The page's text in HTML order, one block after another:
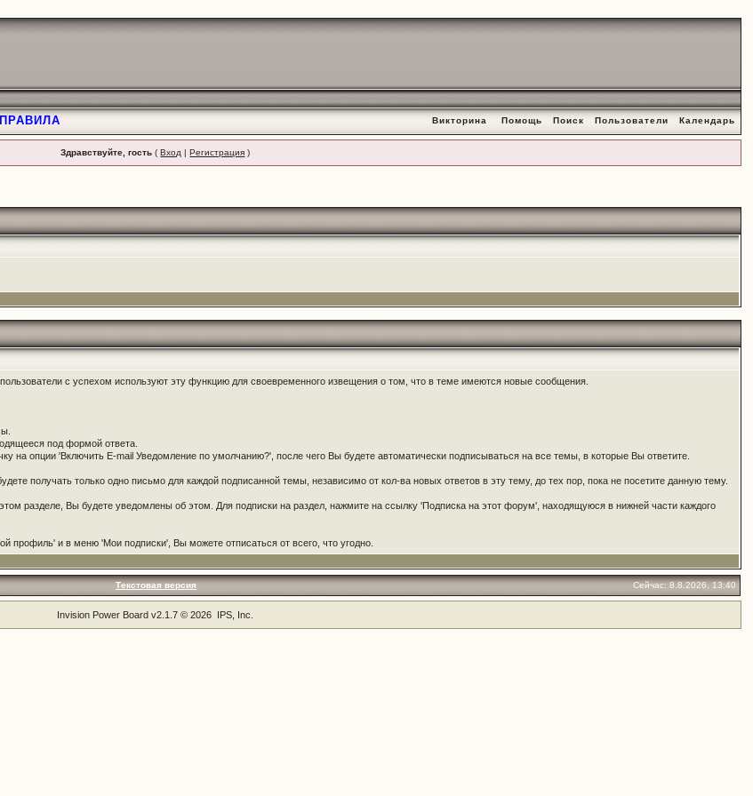
ПРАВИЛА Викторина Помощь Поиск Пользователи Календарь
Здравствуйте, гость (Вход |Регистрация )
с успехом используют эту функцию для своевременного извещения о том, что в теме имеются новые сообщения.
под формой ответа.
на опции 'Включить E-mail Уведомление по умолчанию?', после чего Вы будете автоматически подписываться на все темы, в которые Вы ответите.
получать только одно письмо для каждой подписанной темы, независимо от кол-ва новых ответов в эту тему, до тех пор, пока не посетите данную тему.
разделе, Вы будете уведомлены об этом. Для подписки на раздел, нажмите на ссылку 'Подписка на этот форум', находящуюся в нижней части каждого
профиль' и в меню 'Мои подписки', Вы можете отписаться от всего, что угодно.
Текстовая версия Сейчас: 8.8.2026, 13:40
Invision Power Board v2.1.7 © 2026 IPS, Inc.